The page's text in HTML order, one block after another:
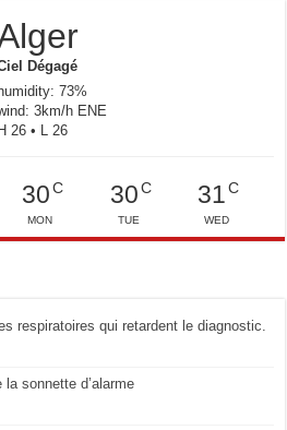
Dégagé
73%
3km/h ENE
26 • L 26
30C
MON
30C
TUE
31 C
WED
respiratoires qui retardent le diagnostic.
sonnette d’alarme